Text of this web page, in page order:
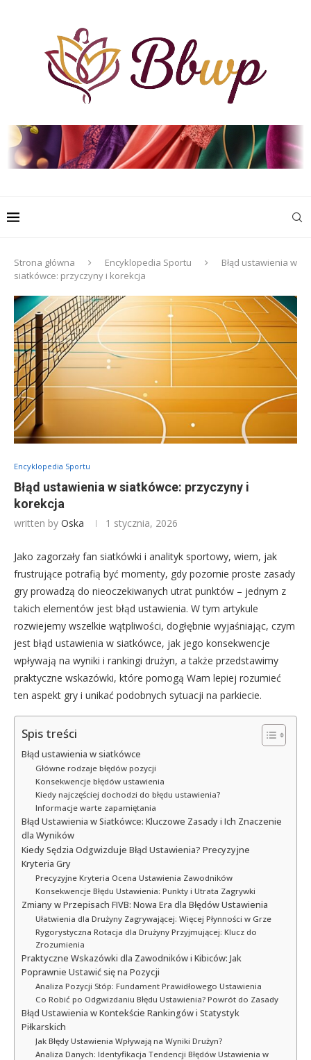
Strona główna Encyklopedia Sportu
Błąd ustawienia w
siatkówce: przyczyny i korekcja
Encyklopedia Sportu
Błąd ustawienia w siatkówce: przyczyny i
korekcja
written by Oska 1 stycznia, 2026
Jako zagorzały fan siatkówki i analityk sportowy, wiem, jak
frustrujące potrafią być momenty, gdy pozornie proste zasady
gry prowadzą do nieoczekiwanych utrat punktów – jednym z
takich elementów jest błąd ustawienia. W tym artykule
rozwiejemy wszelkie wątpliwości, dogłębnie wyjaśniając, czym
jest błąd ustawienia w siatkówce, jak jego konsekwencje
wpływają na wyniki i rankingi drużyn, a także przedstawimy
praktyczne wskazówki, które pomogą Wam lepiej rozumieć
ten aspekt gry i unikać podobnych sytuacji na parkiecie.
Spis treści
Błąd ustawienia w siatkówce
Główne rodzaje błędów pozycji
Konsekwencje błędów ustawienia
Kiedy najczęściej dochodzi do błędu ustawienia?
Informacje warte zapamiętania
Błąd Ustawienia w Siatkówce: Kluczowe Zasady i Ich Znaczenie
dla Wyników
Kiedy Sędzia Odgwizduje Błąd Ustawienia? Precyzyjne
Kryteria Gry
Precyzyjne Kryteria Ocena Ustawienia Zawodników
Konsekwencje Błędu Ustawienia: Punkty i Utrata Zagrywki
Zmiany w Przepisach FIVB: Nowa Era dla Błędów Ustawienia
Ułatwienia dla Drużyny Zagrywającej: Więcej Płynności w Grze
Rygorystyczna Rotacja dla Drużyny Przyjmującej: Klucz do
Zrozumienia
Praktyczne Wskazówki dla Zawodników i Kibiców: Jak
Poprawnie Ustawić się na Pozycji
Analiza Pozycji Stóp: Fundament Prawidłowego Ustawienia
Co Robić po Odgwizdaniu Błędu Ustawienia? Powrót do Zasady
Błąd Ustawienia w Kontekście Rankingów i Statystyk
Piłkarskich
Jak Błędy Ustawienia Wpływają na Wyniki Drużyn?
Analiza Danych: Identyfikacja Tendencji Błędów Ustawienia w